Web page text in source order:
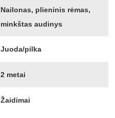
Nailonas, plieninis rėmas,
minkštas audinys
Juoda/pilka
2 metai
Žaidimai